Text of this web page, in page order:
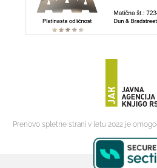
Prenovo spletne strani v letu 2022 je